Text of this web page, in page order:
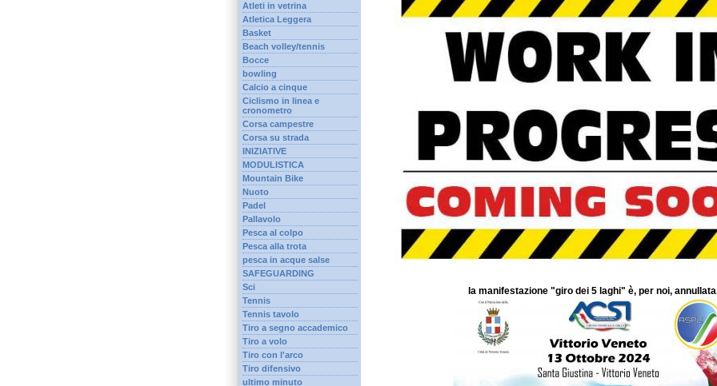
Atleti in vetrina
Atletica Leggera
Basket
Beach volley/tennis
Bocce
bowling
Calcio a cinque
Ciclismo in linea e
cronometro
Corsa campestre
Corsa su strada
INIZIATIVE
MODULISTICA
Mountain Bike
Nuoto
Padel
Pallavolo
Pesca al colpo
Pesca alla trota
pesca in acque salse
SAFEGUARDING
Sci
Tennis
Tennis tavolo
Tiro a segno accademico
Tiro a volo
Tiro con l'arco
Tiro difensivo
ultimo minuto
la manifestazione "giro dei 5 laghi" è, per noi,